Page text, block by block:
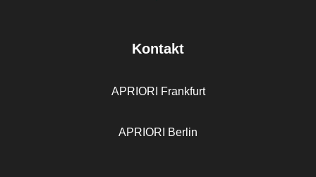
Kontakt
APRIORI Frankfurt
APRIORI Berlin